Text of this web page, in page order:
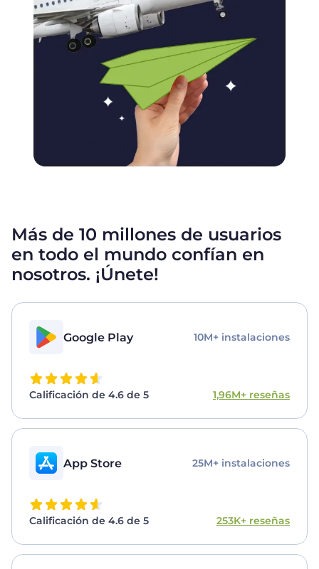
Más de 10 millones de usuarios
en todo el mundo confían en
nosotros. ¡Únete!
Google Play 10M+ instalaciones
Calificación de 4.6 de 5 1,96M+ reseñas
App Store 25M+ instalaciones
Calificación de 4.6 de 5 253K+ reseñas